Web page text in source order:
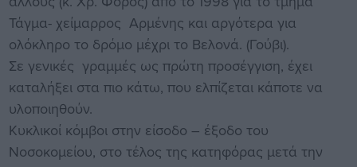
Τάγμα- χείμαρρος Αρμένης και αργότερα για
ολόκληρο το δρόμο μέχρι το Βελονά. (Γούβι).
Σε γενικές γραμμές ως πρώτη προσέγγιση, έχει
καταλήξει στα πιο κάτω, που ελπίζεται κάποτε να
υλοποιηθούν.
Κυκλικοί κόμβοι στην είσοδο – έξοδο του
Νοσοκομείου, στο τέλος της κατηφόρας μετά την